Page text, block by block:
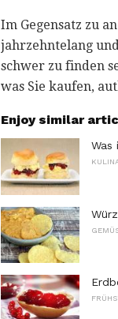
Im Gegensatz zu
jahrzehntelang
schwer zu finden
was Sie kaufen,
Enjoy similar
Was